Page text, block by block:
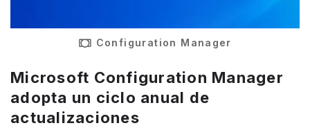
Configuration Manager
Microsoft Configuration Manager
adopta un ciclo anual de
actualizaciones